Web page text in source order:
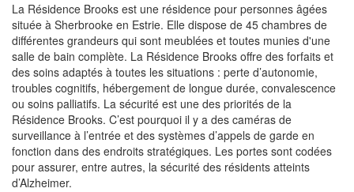
La Résidence Brooks est une résidence pour personnes âgées
située à Sherbrooke en Estrie. Elle dispose de 45 chambres de
différentes grandeurs qui sont meublées et toutes munies d'une
salle de bain complète. La Résidence Brooks offre des forfaits et
des soins adaptés à toutes les situations : perte d’autonomie,
troubles cognitifs, hébergement de longue durée, convalescence
ou soins palliatifs. La sécurité est une des priorités de la
Résidence Brooks. C’est pourquoi il y a des caméras de
surveillance à l’entrée et des systèmes d’appels de garde en
fonction dans des endroits stratégiques. Les portes sont codées
pour assurer, entre autres, la sécurité des résidents atteints
d’Alzheimer.